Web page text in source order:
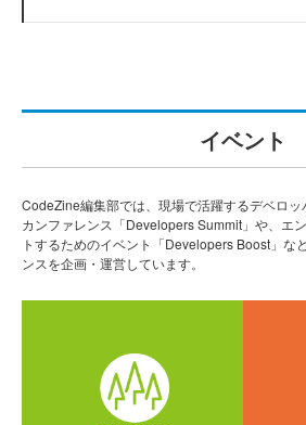
イベント
CodeZine編集部では、現場で活躍するデベロ
カンファレンス「Developers Summit」や、エ
トするためのイベント「Developers Boost」な
ンスを企画・運営しています。